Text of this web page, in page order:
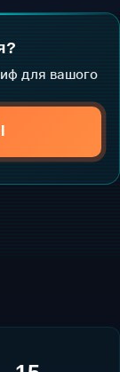
для вашого